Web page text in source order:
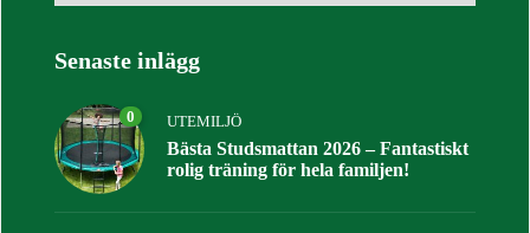
Senaste inlägg
0 UTEMILJÖ
Bästa Studsmattan 2026 – Fantastiskt
rolig träning för hela familjen!